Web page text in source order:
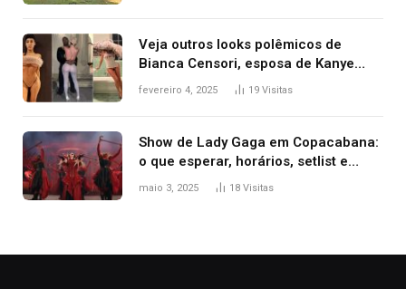
Veja outros looks polêmicos de
Bianca Censori, esposa de Kanye
West que apareceu nua no Grammy
fevereiro 4, 2025 19 Visitas
Show de Lady Gaga em Copacabana:
o que esperar, horários, setlist e
onde assistir
maio 3, 2025 18 Visitas